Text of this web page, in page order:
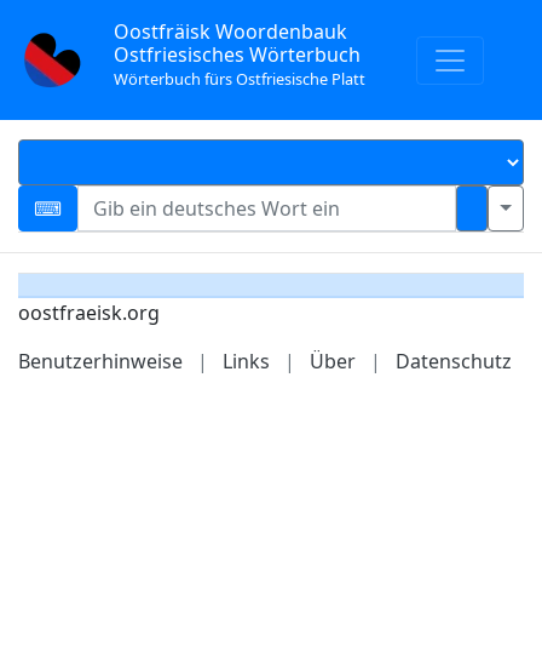
Oostfräisk Woordenbauk
Ostfriesisches Wörterbuch
Wörterbuch fürs Ostfriesische Platt
oostfraeisk.org
Benutzerhinweise
| Links | Über | Datenschutz